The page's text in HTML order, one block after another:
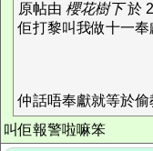
原帖由 櫻花樹下於
佢打黎叫我做十一奉
仲話唔奉獻就等於
叫佢報警啦嘛笨